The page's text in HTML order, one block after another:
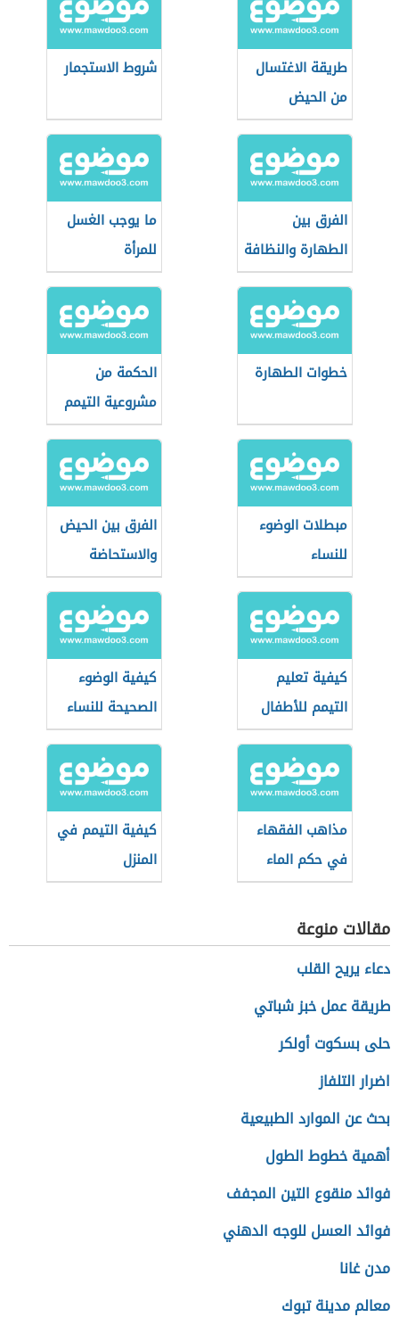
طريقة الاغتسال
من الحيض
شروط الاستجمار
الفرق بين
الطهارة والنظافة
ما يوجب الغسل
للمرأة
خطوات الطهارة
الحكمة من
مشروعية التيمم
مبطلات الوضوء
للنساء
الفرق بين الحيض
والاستحاضة
كيفية تعليم
التيمم للأطفال
كيفية الوضوء
الصحيحة للنساء
مذاهب الفقهاء
في حكم الماء
المستعمل
كيفية التيمم في
المنزل
مقالات منوعة
دعاء يريح القلب
طريقة عمل خبز شباتي
حلى بسكوت أولكر
اضرار التلفاز
بحث عن الموارد الطبيعية
أهمية خطوط الطول
فوائد منقوع التين المجفف
فوائد العسل للوجه الدهني
مدن غانا
معالم مدينة تبوك